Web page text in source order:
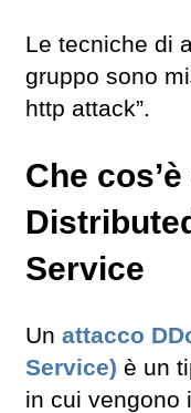
Le tecniche di
gruppo sono
http attack”.
Che
Service
Un attacco
Service) è un
in cui vengono